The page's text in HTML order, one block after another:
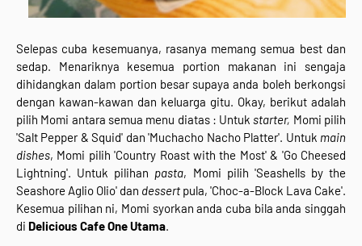
Selepas cuba kesemuanya, rasanya memang semua best dan
sedap. Menariknya kesemua portion makanan ini sengaja
dihidangkan dalam portion besar supaya anda boleh berkongsi
dengan kawan-kawan dan keluarga gitu. Okay, berikut adalah
pilih Momi antara semua menu diatas : Untukstarter, Momi pilih
'Salt Pepper & Squid' dan 'Muchacho Nacho Platter'. Untuk main
dishes, Momi pilih 'Country Roast with the Most' & 'Go Cheesed
Lightning'. Untuk pilihan pasta, Momi pilih 'Seashells by the
Seashore Aglio Olio' dan dessert pula, 'Choc-a-Block Lava Cake'.
Kesemua pilihan ni, Momi syorkan anda cuba bila anda singgah
di Delicious Cafe One Utama.